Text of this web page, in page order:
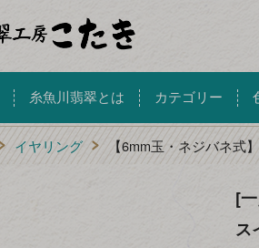
糸魚川翡翠とは カテゴリー
イヤリング 【6mm玉・ネジバネ式
[
ス